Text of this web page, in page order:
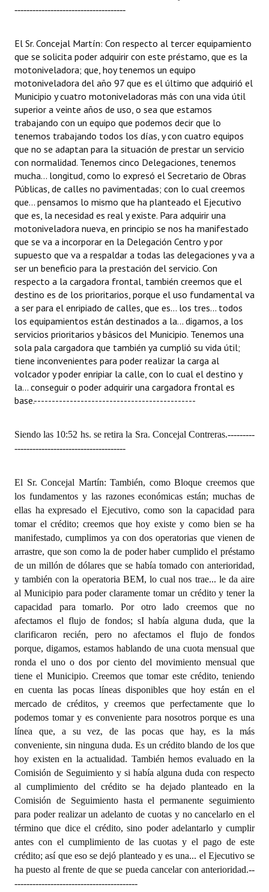
-------------------------------------
El Sr. Concejal Martín: Con respecto al tercer equipamiento
que se solicita poder adquirir con este préstamo, que es la
motoniveladora; que, hoy tenemos un equipo
motoniveladora del año 97 que es el último que adquirió el
Municipio y cuatro motoniveladoras más con una vida útil
superior a veinte años de uso, o sea que estamos
trabajando con un equipo que podemos decir que lo
tenemos trabajando todos los días, y con cuatro equipos
que no se adaptan para la situación de prestar un servicio
con normalidad. Tenemos cinco Delegaciones, tenemos
mucha... longitud, como lo expresó el Secretario de Obras
Públicas, de calles no pavimentadas; con lo cual creemos
que... pensamos lo mismo que ha planteado el Ejecutivo
que es, la necesidad es real y existe. Para adquirir una
motoniveladora nueva, en principio se nos ha manifestado
que se va a incorporar en la Delegación Centro y por
supuesto que va a respaldar a todas las delegaciones y va a
ser un beneficio para la prestación del servicio. Con
respecto a la cargadora frontal, también creemos que el
destino es de los prioritarios, porque el uso fundamental va
a ser para el enripiado de calles, que es... los tres... todos
los equipamientos están destinados a la... digamos, a los
servicios prioritarios y básicos del Municipio. Tenemos una
sola pala cargadora que también ya cumplió su vida útil;
tiene inconvenientes para poder realizar la carga al
volcador y poder enripiar la calle, con lo cual el destino y
la... conseguir o poder adquirir una cargadora frontal es
base.---------------------------------------------
Siendo las 10:52 hs. se retira la Sra. Concejal Contreras.---------
-------------------------------------
El Sr. Concejal Martín: También, como Bloque creemos que
los fundamentos y las razones económicas están; muchas de
ellas ha expresado el Ejecutivo, como son la capacidad para
tomar el crédito; creemos que hoy existe y como bien se ha
manifestado, cumplimos ya con dos operatorias que vienen de
arrastre, que son como la de poder haber cumplido el préstamo
de un millón de dólares que se había tomado con anterioridad,
y también con la operatoria BEM, lo cual nos trae... le da aire
al Municipio para poder claramente tomar un crédito y tener la
capacidad para tomarlo. Por otro lado creemos que no
afectamos el flujo de fondos; sI había alguna duda, que la
clarificaron recién, pero no afectamos el flujo de fondos
porque, digamos, estamos hablando de una cuota mensual que
ronda el uno o dos por ciento del movimiento mensual que
tiene el Municipio. Creemos que tomar este crédito, teniendo
en cuenta las pocas líneas disponibles que hoy están en el
mercado de créditos, y creemos que perfectamente que lo
podemos tomar y es conveniente para nosotros porque es una
línea que, a su vez, de las pocas que hay, es la más
conveniente, sin ninguna duda. Es un crédito blando de los que
hoy existen en la actualidad. También hemos evaluado en la
Comisión de Seguimiento y si había alguna duda con respecto
al cumplimiento del crédito se ha dejado planteado en la
Comisión de Seguimiento hasta el permanente seguimiento
para poder realizar un adelanto de cuotas y no cancelarlo en el
término que dice el crédito, sino poder adelantarlo y cumplir
antes con el cumplimiento de las cuotas y el pago de este
crédito; así que eso se dejó planteado y es una... el Ejecutivo se
ha puesto al frente de que se pueda cancelar con anterioridad.--
-----------------------------------------